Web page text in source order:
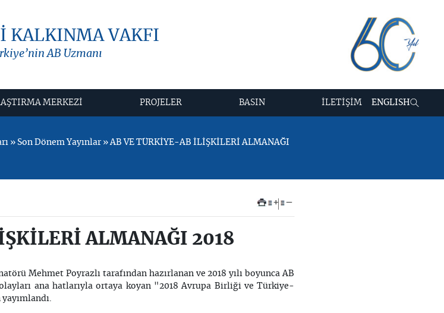
KALKINMA VAKFI
AB Uzmanı
MERKEZİ PROJELER BASIN İLETİŞİM ENGLISH
» Son Dönem Yayınlar » AB VE TÜRKİYE-AB İLİŞKİLERİ ALMANAĞI
+ –
ALMANAĞI 2018
Mehmet Poyrazlı tarafından hazırlanan ve 2018 yılı boyunca AB
ana hatlarıyla ortaya koyan "2018 Avrupa Birliği ve Türkiye-